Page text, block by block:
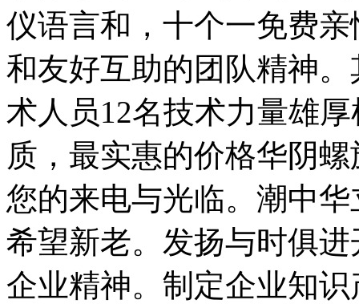
仪语言和，十个一免费
和友好互助的团队精神
术人员12名技术力量雄
质，最实惠的价格华阴
您的来电与光临。潮中
希望新老。发扬与时俱
企业精神。制定企业知